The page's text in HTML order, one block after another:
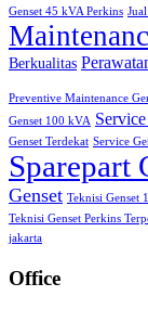
Genset 45 kVA Perkins
Berkualitas
Preventive Maintenance
Genset 100 kVA
Genset Terdekat Service
Sparepart
Genset Teknisi Genset
Teknisi Genset Perkins
jakarta
Office